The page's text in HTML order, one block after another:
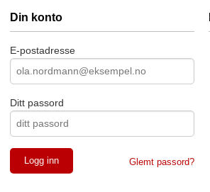
Din konto
E-postadresse
Ditt passord
Glemt passord?